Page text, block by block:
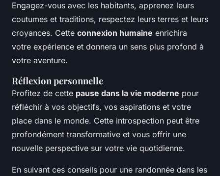
Engagez-vous avec les habitants, apprenez leurs
coutumes et traditions, respectez leurs terres et leurs
croyances. Cette connexion humaine enrichira
votre expérience et donnera un sens plus profond à
votre aventure.
Réflexion personnelle
Profitez de cette pause dans la vie moderne pour
réfléchir à vos objectifs, vos aspirations et votre
place dans le monde. Cette introspection peut être
profondément transformative et vous offrir une
nouvelle perspective sur votre vie quotidienne.
En suivant ces conseils pour une randonnée dans les